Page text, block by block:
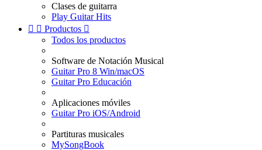
Clases de guitarra
Play Guitar Hits
  Productos 
Todos los productos
Software de Notación Musical
Guitar Pro 8 Win/macOS
Guitar Pro Educación
Aplicaciones móviles
Guitar Pro iOS/Android
Partituras musicales
MySongBook